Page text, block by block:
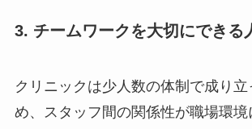
3. チームワークを大切にできる
クリニックは少人数の体制で成り立
め、スタッフ間の関係性が職場環